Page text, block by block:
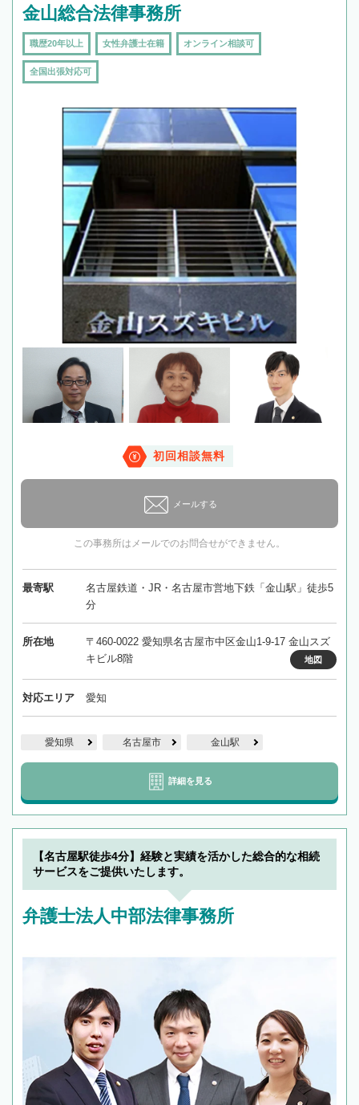
金山総合法律事務所
職歴20年以上 女性弁護士在籍 オンライン相談可
全国出張対応可
初回相談無料
メールする
この事務所はメールでのお問合せができません。
最寄駅
名古屋鉄道・JR・名古屋市営地下鉄「金山駅」徒歩5
分
所在地
〒460-0022 愛知県名古屋市中区金山1-9-17 金山スズ
キビル8階
地図
対応エリア 愛知
愛知県 名古屋市 金山駅
詳細を見る
【名古屋駅徒歩4分】経験と実績を活かした総合的な相続
サービスをご提供いたします。
弁護士法人中部法律事務所